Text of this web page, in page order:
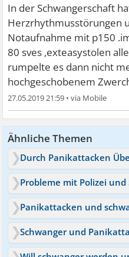
In der Schwangerschaft
Herzrhythmusstörungen
Notaufnahme mit p150
80 sves ,exteasystolen
rumpelte es dann nicht
hochgeschobenem
27.05.2019 21:59 •
Ähnliche Themen
Panikattacken und
Schwanger und